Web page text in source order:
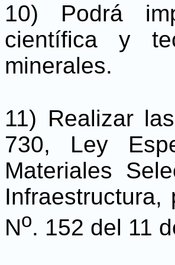
10) Podrá
científica y
minerales.
11) Realizar
730, Ley
Materiales
No. 152 del 11